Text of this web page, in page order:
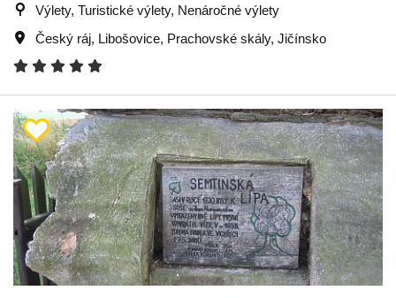
Výlety, Turistické výlety, Nenáročné výlety
Český ráj, Libošovice, Prachovské skály, Jičínsko